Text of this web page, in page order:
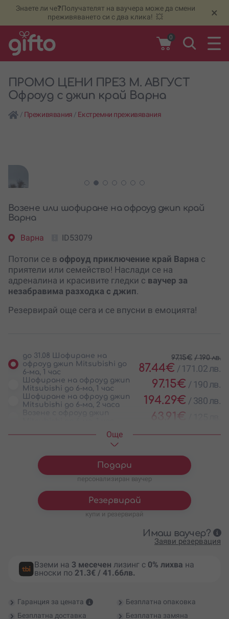
Знаете ли че❓Получателят на ваучера може да смени
преживяването си с два клика! 💥
×
0
ПРОМО ЦЕНИ ПРЕЗ М. АВГУСТ
Офроуд с джип край Варна
/ Преживявания / Екстремни преживявания
Возене или шофиране на офроуд джип край
Варна
Варна ID53079
Потопи се в офроуд приключение край Варна с
приятели или семейство! Наслади се на
адреналина и красивите гледки с ваучер за
незабравима разходка с джип.
Резервирай още сега и се впусни в емоцията!
до 31.08 Шофиране на
офроуд джип Mitsubishi до
6-ма, 1 час
97.15€ /190 лв.
87.44€ /171.02 лв.
Шофиране на офроуд джип
Mitsubishi до 6-ма, 1 час
97.15€ / 190 лв.
Шофиране на офроуд джип
Mitsubishi до 6-ма, 2 часа
194.29€ / 380 лв.
63.91€
Mitsubishi до 6-ма, 2 часа
127.82€/250 лв.
Oще
Подари
персонализиран ваучер
Резервирай
купи и резервирай
Имаш ваучер?
Заяви резервация
Вземи на 3 месечен лизинг с 0% лихва на
вноски по 21.3€ / 41.66лв.
Гаранция за цената
Безплатна опаковка
Безплатна доставка
Безплатна замяна